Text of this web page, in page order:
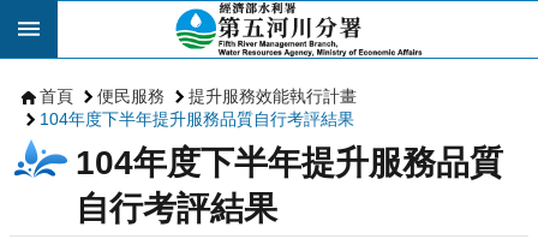
跳到主要內容區塊
首頁 便民服務
提升服務效能執行計畫
104年度下半年提升服務品質自行考評結果
104年度下半年提升服務品質
自行考評結果